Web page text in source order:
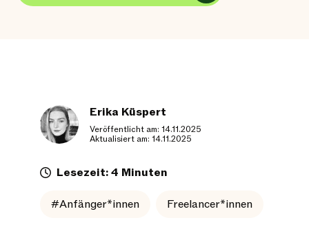
Erika Küspert
Veröffentlicht am: 14.11.2025
Aktualisiert am: 14.11.2025
Lesezeit: 4 Minuten
#Anfänger*innen Freelancer*innen